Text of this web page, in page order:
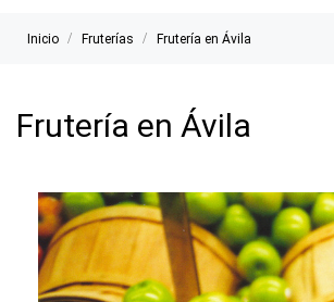
Inicio Fruterías Frutería en Ávila
Frutería en Ávila